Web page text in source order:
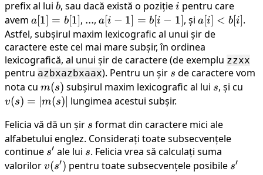
prefix al lui b
b, sau dacă există o poziției
i pentru care
avem a[1]
=
b[1]
a[1] = b[1], ...
..., a[i-
1]
=
b[i-
1]
a[i − 1] = b[i − 1], și a[i]
\lt
b[i]
a[i] < b[i].
Astfel, subșirul maxim lexicografic al unui șir de
caractere este cel mai mare subșir, în ordinea
lexicografică, al unui șir de caractere (de exemplu zzxx
pentru azbxazbxaax). Pentru un șir s
s de caractere vom
nota cu m(s)
m(s) subșirul maxim lexicografic al lui s
s, și cu
v(s) = ∣m(s)∣ lungimea acestui subșir.
Felicia vă dă un șir s
s format din caractere mici ale
alfabetului englez. Considerați toate subsecvențele
continue s^{\prime}
s′ ale lui s
s. Felicia vrea să calculați suma
valorilorv(s^{\prime})
v(s′) pentru toate subsecvențele posibile s′